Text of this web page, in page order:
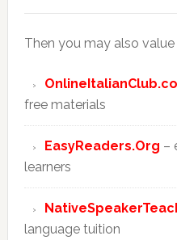
Then you may also
free materials
EasyReaders.Org –
learners
language tuition